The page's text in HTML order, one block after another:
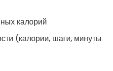
калорий
(калории, шаги, минуты